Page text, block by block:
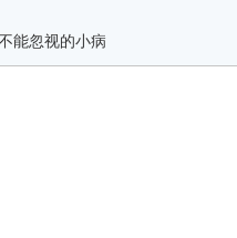
能忽视的小病